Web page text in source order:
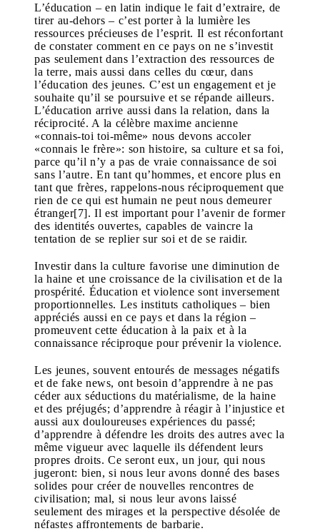
L’éducation – en latin indique le fait d’extraire, de
tirer au-dehors – c’est porter à la lumière les
ressources précieuses de l’esprit. Il est réconfortant
de constater comment en ce pays on ne s’investit
pas seulement dans l’extraction des ressources de
la terre, mais aussi dans celles du cœur, dans
l’éducation des jeunes. C’est un engagement et je
souhaite qu’il se poursuive et se répande ailleurs.
L’éducation arrive aussi dans la relation, dans la
réciprocité. A la célèbre maxime ancienne
«connais-toi toi-même» nous devons accoler
«connais le frère»: son histoire, sa culture et sa foi,
parce qu’il n’y a pas de vraie connaissance de soi
sans l’autre. En tant qu’hommes, et encore plus en
tant que frères, rappelons-nous réciproquement que
rien de ce qui est humain ne peut nous demeurer
étranger[7]. Il est important pour l’avenir de former
des identités ouvertes, capables de vaincre la
tentation de se replier sur soi et de se raidir.
Investir dans la culture favorise une diminution de
la haine et une croissance de la civilisation et de la
prospérité. Éducation et violence sont inversement
proportionnelles. Les instituts catholiques – bien
appréciés aussi en ce pays et dans la région –
promeuvent cette éducation à la paix et à la
connaissance réciproque pour prévenir la violence.
Les jeunes, souvent entourés de messages négatifs
et de fake news, ont besoin d’apprendre à ne pas
céder aux séductions du matérialisme, de la haine
et des préjugés; d’apprendre à réagir à l’injustice et
aussi aux douloureuses expériences du passé;
d’apprendre à défendre les droits des autres avec la
même vigueur avec laquelle ils défendent leurs
propres droits. Ce seront eux, un jour, qui nous
jugeront: bien, si nous leur avons donné des bases
solides pour créer de nouvelles rencontres de
civilisation; mal, si nous leur avons laissé
seulement des mirages et la perspective désolée de
néfastes affrontements de barbarie.